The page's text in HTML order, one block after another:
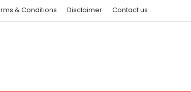
& Conditions Disclaimer Contact us